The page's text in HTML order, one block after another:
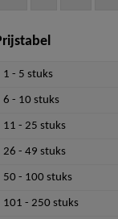
1 - 5 stuks
6 - 10 stuks
11 - 25 stuks
26 - 49 stuks
50 - 100 stuks
101 - 250 stuks